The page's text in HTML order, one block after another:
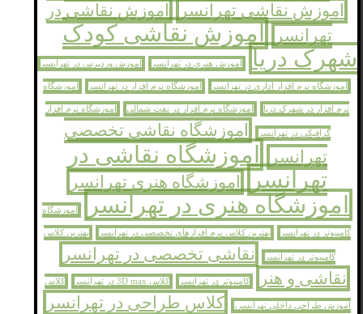
اموزش نقاشی تهرانسر
اموزش نقاشی در
تهرانسر
اموزش نقاشی کودک
شهرک دریا
اموزش هنری در تهرانسر اموزش وردپرس در تهرانسر
اموزشگاه نرم افزار اداری در تهرانسر اموزشگاه نرم افزار در تهرانسر اموزشگاه
نرم افزار در شهرک دریا اموزشگاه نرم افزار در نفت شمالی اموزشگاه نرم افزار
گرافیکی در تهرانسر
اموزشگاه نقاشی تخصصی
تهرانسر
اموزشگاه نقاشی در
تهرانسر
اموزشگاه هنری تهرانسر
اموزشگاه هنری در تهرانسر اموزشگاه
کامپیوتر در تهرانسر بهترین کلاس نرم افزارهای تخصصی در تهرانسر بهترین کلاس
کامپیوتر در تهرانسر
نقاشی تخصصی در تهرانسر
نقاشی و هنر
کامپیوتر در تهرانسر کلاس 3D max در تهرانسر کلاس
اموزش طراحی داخلی تهرانسر، کلاس طراحی در تهرانسر